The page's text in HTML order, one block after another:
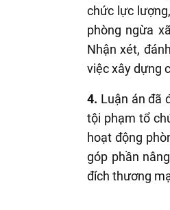
chức lực
phòng ngừa
Nhận xét,
việc xây dựng
4. Luận án đã
tội phạm tổ
hoạt động
góp phần
đích thương